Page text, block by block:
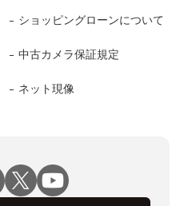
ショッピングローンについて
中古カメラ保証規定
ネット現像